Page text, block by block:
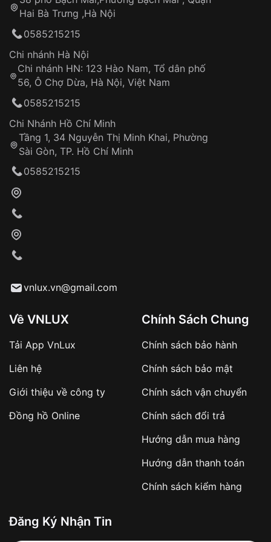
Hotline: 0585 215 215
Từ khóa SEO:
Khách hàng kiểm tra và thanh toán trực tiếp
Từ khóa SEO:
sản phẩm đặc biệt
hàng
Số tiền còn lại thanh toán khi nhận hàng hoặc
✔️ Đảm bảo xử lý đơn hàng nhanh chóng
✔️ Hạn chế tình trạng hủy đơn không mong
Từ khóa SEO:
Tự ý sửa chữa
thống VNLUX
Đảm bảo quyền lợi khách hàng
Đồng hành cùng khách hàng trong suốt quá
trình sử dụng
Hai Bà Trưng ,Hà Nội
0585215215
Chi nhánh Hà Nội
Chi nhánh HN: 123 Hào Nam, Tổ dân phố
56, Ô Chợ Dừa, Hà Nội, Việt Nam
0585215215
Chi Nhánh Hồ Chí Minh
Tầng 1, 34 Nguyễn Thị Minh Khai, Phường
Sài Gòn, TP. Hồ Chí Minh
0585215215
vnlux.vn@gmail.com
Về VNLUX
Tải App VnLux
Liên hệ
Giới thiệu về công ty
Đồng hồ Online
Chính Sách Chung
Chính sách bảo hành
Chính sách bảo mật
Chính sách vận chuyển
Chính sách đổi trả
Hướng dẫn mua hàng
Hướng dẫn thanh toán
Chính sách kiểm hàng
Đăng Ký Nhận Tin